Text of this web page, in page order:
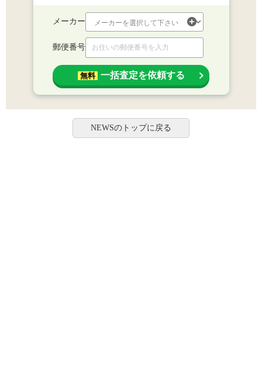
メーカー
郵便番号
無料 一括査定を依頼する
NEWSのトップに戻る